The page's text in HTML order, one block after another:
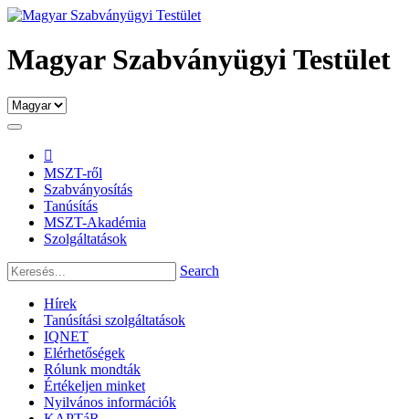
Magyar Szabványügyi Testület

MSZT-ről
Szabványosítás
Tanúsítás
MSZT-Akadémia
Szolgáltatások
Search
Hírek
Tanúsítási szolgáltatások
IQNET
Elérhetőségek
Rólunk mondták
Értékeljen minket
Nyilvános információk